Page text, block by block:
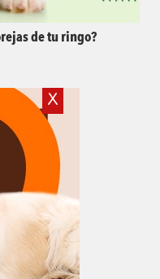
de tu ringo?
X